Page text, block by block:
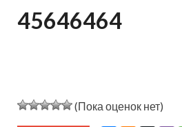
45646464
(Пока оценок нет)